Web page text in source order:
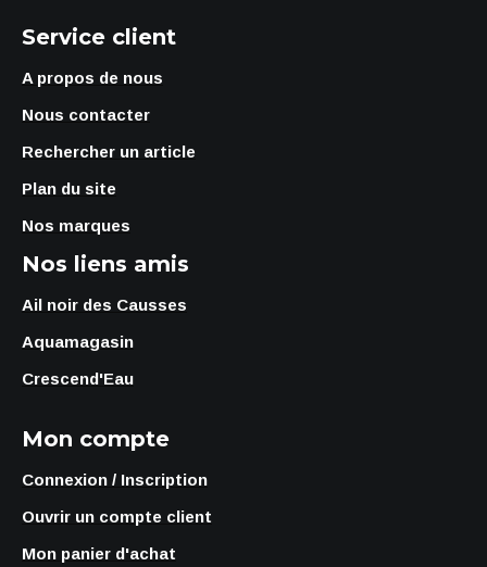
Service client
A propos de nous
Nous contacter
Rechercher un article
Plan du site
Nos marques
Nos liens amis
Ail noir des Causses
Aquamagasin
Crescend'Eau
Mon compte
Connexion / Inscription
Ouvrir un compte client
Mon panier d'achat